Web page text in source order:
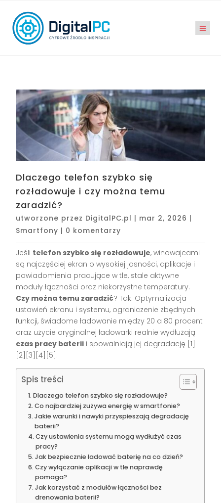
Dlaczego telefon szybko się
rozładowuje i czy można temu
zaradzić?
utworzone przez DigitalPC.pl | mar 2, 2026 |
Smartfony | 0 komentarzy
Jeśli telefon szybko się rozładowuje, winowajcami
są najczęściej ekran o wysokiej jasności, aplikacje i
powiadomienia pracujące w tle, stale aktywne
moduły łączności oraz niekorzystne temperatury.
Czy można temu zaradzić? Tak. Optymalizacja
ustawień ekranu i systemu, ograniczenie zbędnych
funkcji, świadome ładowanie między 20 a 80 procent
oraz użycie oryginalnej ładowarki realnie wydłużają
czas pracy baterii i spowalniają jej degradację [1]
[2][3][4][5].
Spis treści
Dlaczego telefon szybko się rozładowuje?
Co najbardziej zużywa energię w smartfonie?
Jakie warunki i nawyki przyspieszają degradację
baterii?
Czy ustawienia systemu mogą wydłużyć czas
pracy?
Jak bezpiecznie ładować baterię na co dzień?
Czy wyłączanie aplikacji w tle naprawdę
pomaga?
Jak korzystać z modułów łączności bez
drenowania baterii?